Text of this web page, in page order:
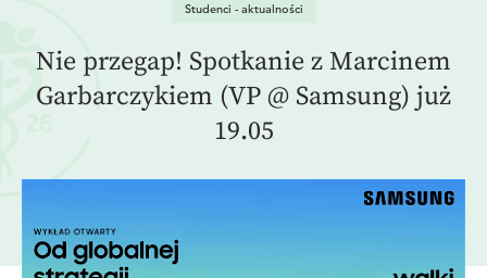
Studenci - aktualności
Nie przegap! Spotkanie z Marcinem
Garbarczykiem (VP @ Samsung) już
19.05